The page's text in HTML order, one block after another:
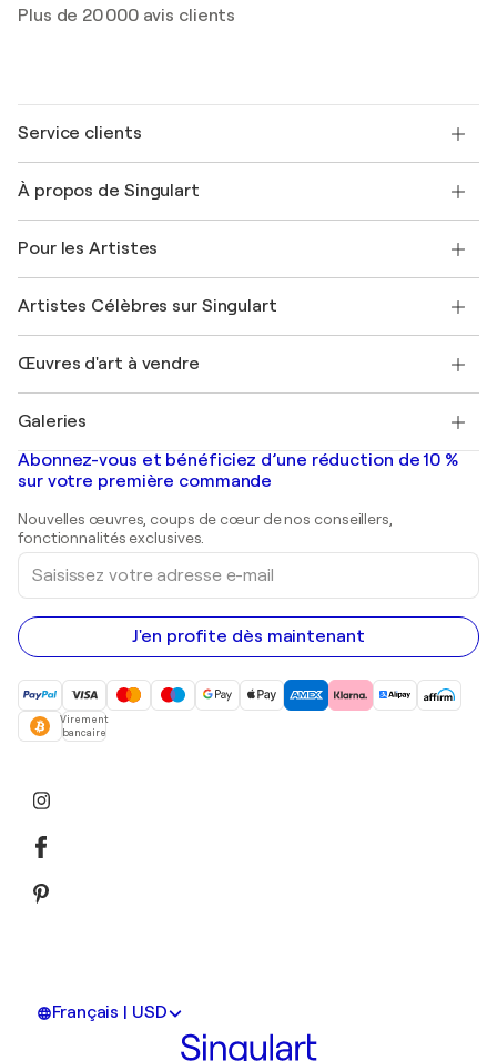
Plus de 20 000 avis clients
Service clients
Expédition
Offrir une carte cadeau
Rejoignez notre programme commercial
Mon compte
+33 1 76 44 06 42
À propos de Singulart
FAQ
Magazine Singulart
Emplois
Découvrez une sélection d'art original
Pour les Artistes
Se connecter en tant qu'Artiste
Artistes Célèbres sur Singulart
Marc Chagall
Banksy
Mr. Brainwash
Shepard Fairey
Œuvres d'art à vendre
Tableaux abstraits à vendre
Peintures de paysage
Estampes
Peintures acryliques
Galeries
Galeries d'art en France
Galeries d'art en Belgique
Abonnez-vous et bénéficiez d’une réduction de 10 %
sur votre première commande
Nouvelles œuvres, coups de cœur de nos conseillers,
fonctionnalités exclusives.
Saisissez
votre
adresse
e-
mail
J'en profite dès maintenant
Virement
bancaire
Français | USD